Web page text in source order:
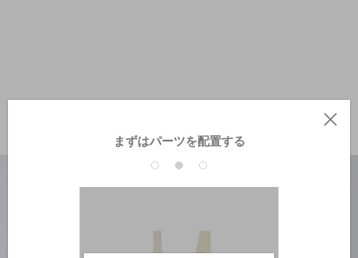
まずはパーツを配置する